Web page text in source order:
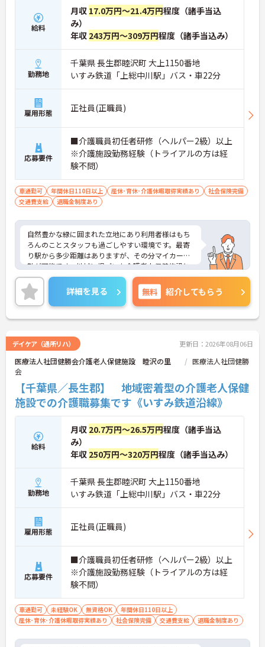
給料
月収 17.0万円～21.4万円程度（諸手当込
み）
年収 243万円～309万円程度（諸手当込み）
勤務地
千葉県 長生郡睦沢町 大上1150番地
いすみ鉄道「上総中川駅」バス・車22分
雇用形態 正社員(正職員)
応募要件
■介護職員初任者研修（ヘルパー2級）以上
※介護施設勤務経験（トライアルの方は経
験不問）
車通勤可 年間休日110日以上 産休･育休･介護休暇取得実績あり
社会保険完備
交通費支給
退職金制度あり
自然豊かな緑に囲まれた立地にあり利用者様はもち
ろんのことスタッフも過ごしやすい環境です。最寄
り駅から多少距離はありますが、その分マイカー通
勤が可能です。地域に根づいた介護老人保健施設と
して地域に貢献しております。ご興味のある方はお
気軽にお問い合わせ下さいませ。
詳細を見る 無料 紹介してもらう
デイケア（通所リハ） 更新日：2026年08月06日
医療法人社団健勝会介護老人保健施設 睦沢の里
医療法人社団健勝
会
【千葉県／長生郡】 地域密着型の介護老人保健
施設での介護職募集です《いすみ鉄道沿線》
給料
月収 20.7万円～26.5万円程度（諸手当込
み）
年収 250万円～320万円程度（諸手当込み）
勤務地
千葉県 長生郡睦沢町 大上1150番地
いすみ鉄道「上総中川駅」バス・車22分
雇用形態 正社員(正職員)
応募要件
■介護職員初任者研修（ヘルパー2級）以上
※介護施設勤務経験（トライアルの方は経
験不問）
車通勤可 未経験OK 無資格OK
年間休日110日以上
産休･育休･介護休暇取得実績あり
社会保険完備 交通費支給 退職金制度あり